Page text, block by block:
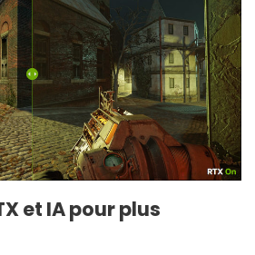
et IA pour plus